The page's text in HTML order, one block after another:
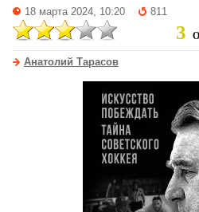
18 марта 2024, 10:20 811
3
Анатолий Тарасов